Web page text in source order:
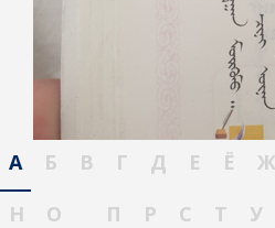
А Б В Г Д Е Ё Ж
Н
О П Р С Т У